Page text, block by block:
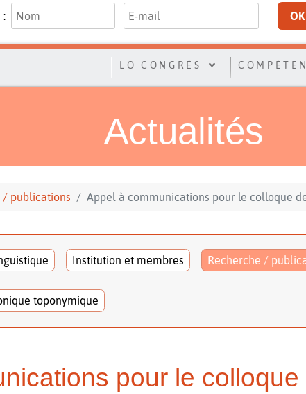
: OK
LO CONGRÈS
Actualités
/ publications Appel à communications pour le colloque
Institution et membres Recherche /
toponymique
pour le